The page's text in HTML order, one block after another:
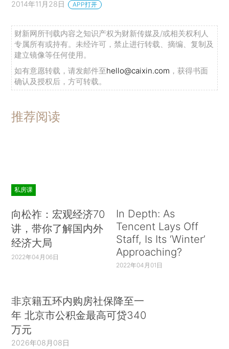
2014年11月28日 APP打开
财新网所刊载内容之知识产权为财新传媒及/或相关权利人
专属所有或持有。未经许可，禁止进行转载、摘编、复制及
建立镜像等任何使用。
如有意愿转载，请发邮件至hello@caixin.com ，获得书面
确认及授权后，方可转载。
推荐阅读
私房课
向松祚：宏观经济70
讲，带你了解国内外
经济大局
2022年04月06日
In Depth: As
Tencent Lays Off
Staff, Is Its ‘Winter’
Approaching?
2022年04月01日
非京籍五环内购房社保降至一
年 北京市公积金最高可贷340
万元
2026年08月08日